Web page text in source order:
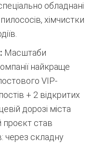
обладнані
хімчистки
Масштаби
найкраще
VIP-
+ 2 відкритих
дорозі міста
проєкт став
через складну